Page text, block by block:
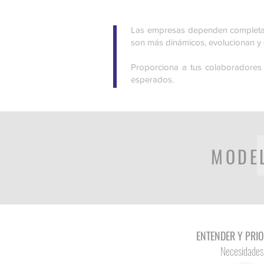
Las empresas dependen
son más dinámicos, evolucionan
Proporciona a tus
esperados.
ENTENDER Y
Necesidades